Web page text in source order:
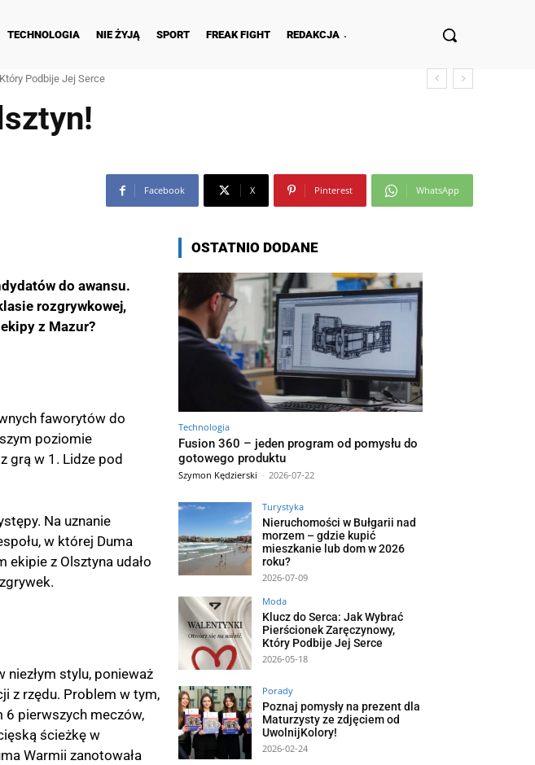
TECHNOLOGIA NIE ŻYJĄ SPORT FREAK FIGHT REDAKCJA
Podbije Jej Serce
Facebook X Pinterest WhatsApp
do awansu.
rozgrywkowej,
z Mazur?
faworytów do
poziomie
grą w 1. Lidze pod
Na uznanie
w której Duma
ekipie z Olsztyna udało
niezłym stylu, ponieważ
z rzędu. Problem w tym,
6 pierwszych meczów,
ścieżkę w
Warmii zanotowała
OSTATNIO DODANE
Technologia
Fusion 360 – jeden program od pomysłu do
gotowego produktu
Szymon Kędzierski - 2026-07-22
Turystyka
Nieruchomości w Bułgarii nad
morzem – gdzie kupić
mieszkanie lub dom w 2026
roku?
2026-07-09
Moda
Klucz do Serca: Jak Wybrać
Pierścionek Zaręczynowy,
Który Podbije Jej Serce
2026-05-18
Porady
Poznaj pomysły na prezent dla
Maturzysty ze zdjęciem od
UwolnijKolory!
2026-02-24